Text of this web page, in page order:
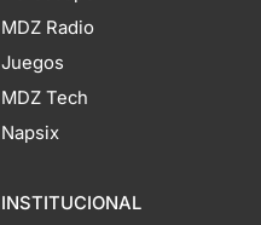
MDZ Radio
Juegos
MDZ Tech
Napsix
INSTITUCIONAL